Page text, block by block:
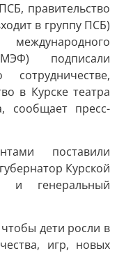
правительство
в группу ПСБ)
подписали
в Курске театра
сообщает пресс-
поставили
Курской
и генеральный
дети росли в
игр, новых